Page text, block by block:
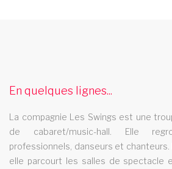
Le cabaret Les Swings se deplace dans
cabaret 71
Le cabaret Les Swings se deplace dans
cabaret evry
En quelques lignes...
La compagnie Les Swings est une
de cabaret/music-hall. Elle
professionnels, danseurs et chanteurs.
elle parcourt les salles de spectacle